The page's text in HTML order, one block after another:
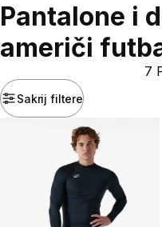
Pantalone i
američi
Sakrij filtere
7